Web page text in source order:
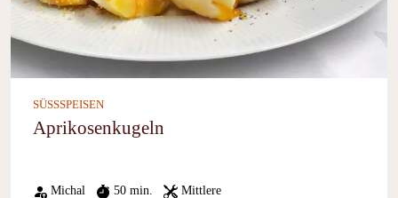
SÜSSSPEISEN
Aprikosenkugeln
Michal 50 min. Mittlere